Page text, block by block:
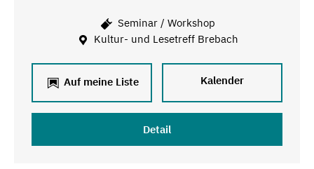
Seminar / Workshop
Kultur- und Lesetreff Brebach
Auf meine Liste Kalender
Detail